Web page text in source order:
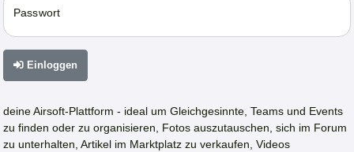
Passwort
Einloggen
deine Airsoft-Plattform - ideal um Gleichgesinnte, Teams und Events
zu finden oder zu organisieren, Fotos auszutauschen, sich im Forum
zu unterhalten, Artikel im Marktplatz zu verkaufen, Videos